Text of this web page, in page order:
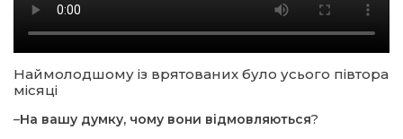
Наймолодшому із врятованих було усього півтора
місяці
–На вашу думку, чому вони відмовляються?